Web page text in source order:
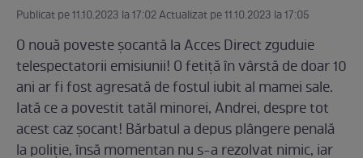
Publicat pe 11.10.2023 la 17:02 Actualizat pe 11.10.2023 la 17:05
O nouă poveste șocantă la Acces Direct zguduie
telespectatorii emisiunii! O fetiță în vârstă de doar 10
ani ar fi fost agresată de fostul iubit al mamei sale.
Iată ce a povestit tatăl minorei, Andrei, despre tot
acest caz șocant! Bărbatul a depus plângere penală
la poliție, însă momentan nu s-a rezolvat nimic, iar